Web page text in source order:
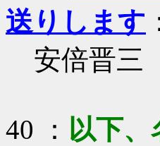
送りします
安倍晋三
40 ： 以下